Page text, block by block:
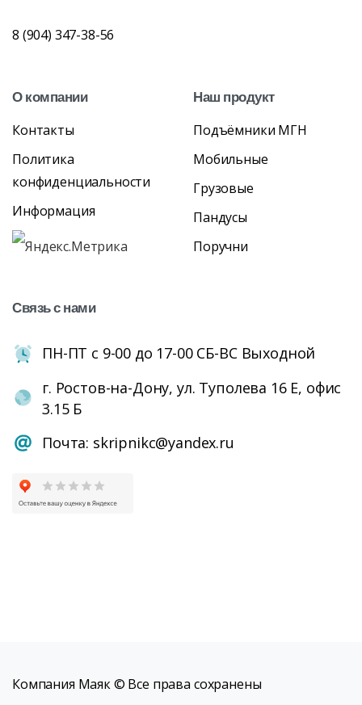
8 (904) 347-38-56
Окомпании
Контакты
Политика
конфиденциальности
Информация
Наш продукт
Подъёмники МГН
Мобильные
Грузовые
Пандусы
Поручни
Связьснами
ПН-ПТ с 9-00 до 17-00 СБ-ВС Выходной
г. Ростов-на-Дону, ул. Туполева 16 Е, офис
3.15 Б
Почта: skripnikc@yandex.ru
Компания Маяк © Все права сохранены